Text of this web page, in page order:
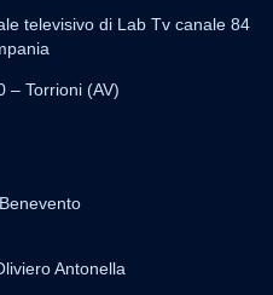
televisivo di Lab Tv canale 84
– Torrioni (AV)
Antonella